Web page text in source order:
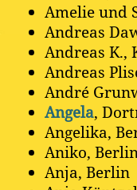
Amelie und
Andreas
Andreas K.,
Andreas
André
Angela,
Angelika,
Aniko,
Anja, Berlin